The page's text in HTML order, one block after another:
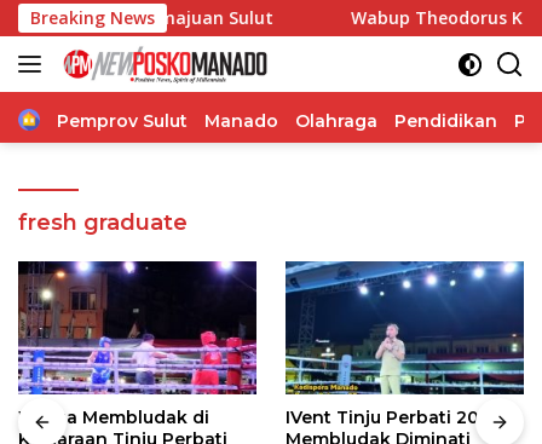
Langsung
ke
konten
Breaking News
Kemajuan Sulut Wabup Theodorus Kawatu
Home
Pemprov Sulut Manado Olahraga Pendidikan
fresh graduate
Warga Membludak di
Kejuaraan Tinju Perbati
IVent Tinju Perbati 2026
Membludak Diminati